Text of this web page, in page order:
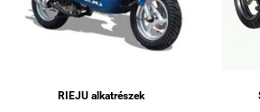
RIEJU alkatrészek